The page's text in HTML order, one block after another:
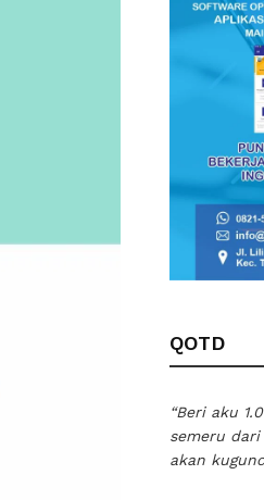
QOTD
“Beri aku
semeru dari
akan